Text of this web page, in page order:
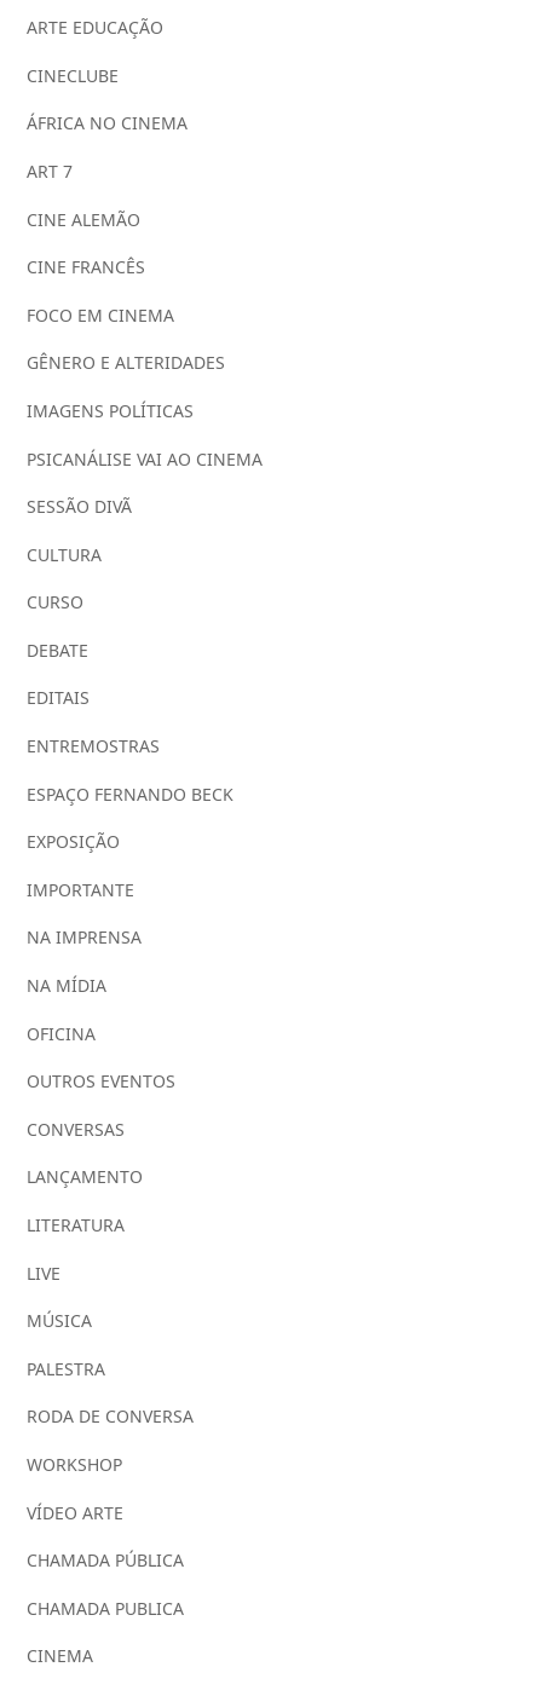
ARTE EDUCAÇÃO
CINECLUBE
ÁFRICA NO CINEMA
ART 7
CINE ALEMÃO
CINE FRANCÊS
FOCO EM CINEMA
GÊNERO E ALTERIDADES
IMAGENS POLÍTICAS
PSICANÁLISE VAI AO CINEMA
SESSÃO DIVÃ
CULTURA
CURSO
DEBATE
EDITAIS
ENTREMOSTRAS
ESPAÇO FERNANDO BECK
EXPOSIÇÃO
IMPORTANTE
NA IMPRENSA
NA MÍDIA
OFICINA
OUTROS EVENTOS
CONVERSAS
LANÇAMENTO
LITERATURA
LIVE
MÚSICA
PALESTRA
RODA DE CONVERSA
WORKSHOP
VÍDEO ARTE
CHAMADA PÚBLICA
CHAMADA PUBLICA
CINEMA